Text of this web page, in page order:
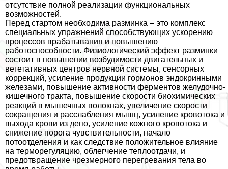
отсутствие полной реализации функциональных
возможностей.
Перед стартом необходима разминка – это комплекс
специальных упражнений способствующих ускорению
процессов вpaбатывания и повышению
работоспособности. Физиологический эффект разминки
состоит в повышении возбудимости двигательных и
вегетативных центров нервной системы, сенсорных
коррекций, усиление продукции гормонов эндокринными
железами, повышение активности ферментов желудочно-
кишечного тpaкта, повышение скорости биохимических
реакций в мышечных волокнах, увеличение скорости
сокращения и расслабления мышц, усиление кровотока и
выхода крови из депо, усиление кожного кровотока и
снижение порога чувствительности, начало
потоотделения и как следствие положительное влияние
на терморегуляцию, облегчение теплоотдачи, и
предотвращение чрезмерного перегревания тела во